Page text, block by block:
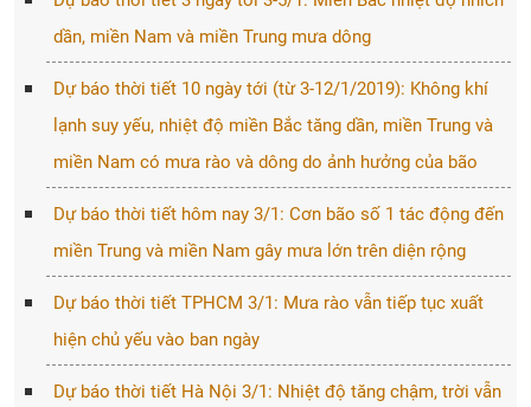
dần, miền Nam và miền Trung mưa dông
Dự báo thời tiết 10 ngày tới (từ 3-12/1/2019): Không khí
lạnh suy yếu, nhiệt độ miền Bắc tăng dần, miền Trung và
miền Nam có mưa rào và dông do ảnh hưởng của bão
Dự báo thời tiết hôm nay 3/1: Cơn bão số 1 tác động đến
miền Trung và miền Nam gây mưa lớn trên diện rộng
Dự báo thời tiết TPHCM 3/1: Mưa rào vẫn tiếp tục xuất
hiện chủ yếu vào ban ngày
Dự báo thời tiết Hà Nội 3/1: Nhiệt độ tăng chậm, trời vẫn